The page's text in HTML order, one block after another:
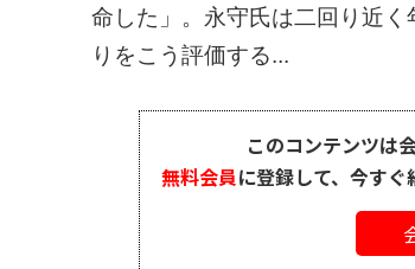
命した」。永守氏は二回り近
りをこう評価する...
このコンテンツは
無料会員に登録して、今すぐ